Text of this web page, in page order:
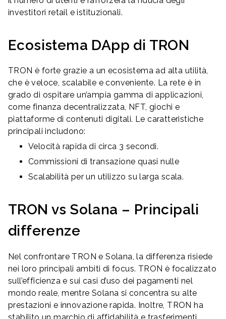
investitori retail e istituzionali.
Ecosistema DApp di TRON
TRON è forte grazie a un ecosistema ad alta utilità,
che è veloce, scalabile e conveniente. La rete è in
grado di ospitare un’ampia gamma di applicazioni,
come finanza decentralizzata, NFT, giochi e
piattaforme di contenuti digitali. Le caratteristiche
principali includono:
Velocità rapida di circa 3 secondi.
Commissioni di transazione quasi nulle
Scalabilità per un utilizzo su larga scala.
TRON vs Solana – Principali
differenze
Nel confrontare TRON e Solana, la differenza risiede
nei loro principali ambiti di focus. TRON è focalizzato
sull’efficienza e sui casi d’uso dei pagamenti nel
mondo reale, mentre Solana si concentra su alte
prestazioni e innovazione rapida. Inoltre, TRON ha